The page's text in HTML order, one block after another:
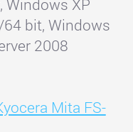
XP
bit, Windows
2008
Mita FS-